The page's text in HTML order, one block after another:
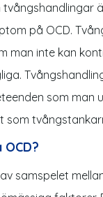
på OCD.
man inte kan
som man
som
samspelet